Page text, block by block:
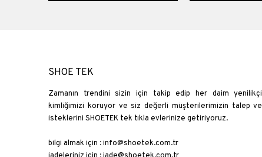
SHOE TEK
Zamanın trendini sizin için takip edip her daim yenilikçi
kimliğimizi koruyor ve siz değerli müşterilerimizin talep ve
isteklerini SHOETEK tek tıkla evlerinize getiriyoruz.
bilgi almak için :info@shoetek.com.tr